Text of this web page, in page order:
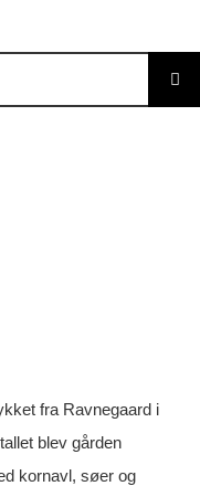
fra Ravnegaard i
blev gården
kornavl, søer og